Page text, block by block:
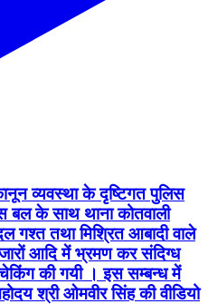
व्यवस्था के दृष्टिगत पुलिस
बल के साथ थाना कोतवाली
गश्त तथा मिश्रित आबादी वाले
आदि में भ्रमण कर संदिग्ध
की गयी । इस सम्बन्ध में
श्री ओमवीर सिंह की वीडियो